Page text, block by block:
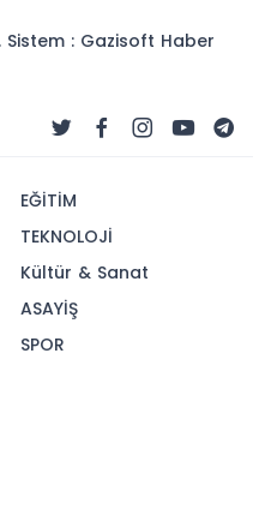
Sistem : Gazisoft Haber
EĞİTİM
TEKNOLOJİ
Kültür & Sanat
ASAYİŞ
SPOR